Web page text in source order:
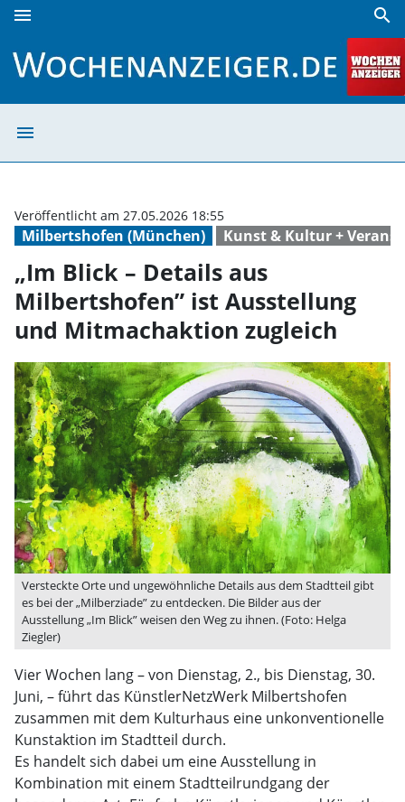
menu search
menu
Milbertshofen (München) Kunst & Kultur +
Veröffentlicht am 27.05.2026 18:55
„Im Blick – Details aus
Milbertshofen” ist Ausstellung
und Mitmachaktion zugleich
Versteckte Orte und ungewöhnliche Details aus dem Stadtteil gibt
es bei der „Milberziade” zu entdecken. Die Bilder aus der
Ausstellung „Im Blick” weisen den Weg zu ihnen. (Foto: Helga
Ziegler)
Vier Wochen lang – von Dienstag, 2., bis Dienstag, 30.
Juni, – führt das KünstlerNetzWerk Milbertshofen
zusammen mit dem Kulturhaus eine unkonventionelle
Kunstaktion im Stadtteil durch.
Es handelt sich dabei um eine Ausstellung in
Kombination mit einem Stadtteilrundgang der